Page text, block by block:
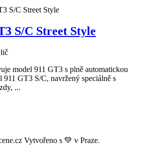
S/C Street Style
model 911 GT3 s plně automatickou
911 GT3 S/C, navržený speciálně s
...
Vytvořeno s 💚 v Praze.